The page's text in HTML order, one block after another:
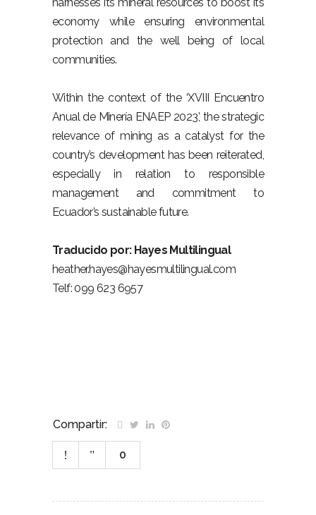
economy while ensuring environmental
protection and the well being of local
communities.
Within the context of the ‘XVIII Encuentro
Anual de Minería ENAEP 2023,’ the strategic
relevance of mining as a catalyst for the
country’s development has been reiterated,
especially in relation to responsible
management and commitment to
Ecuador’s sustainable future.
Traducido por: Hayes Multilingual
heather.hayes@hayesmultilingual.com
Telf: 099 623 6957
Compartir:
0